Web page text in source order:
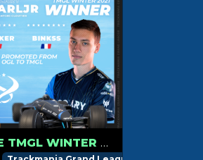
THAT’S IT FOR THE TMGL WINTER 2021 SEASON!